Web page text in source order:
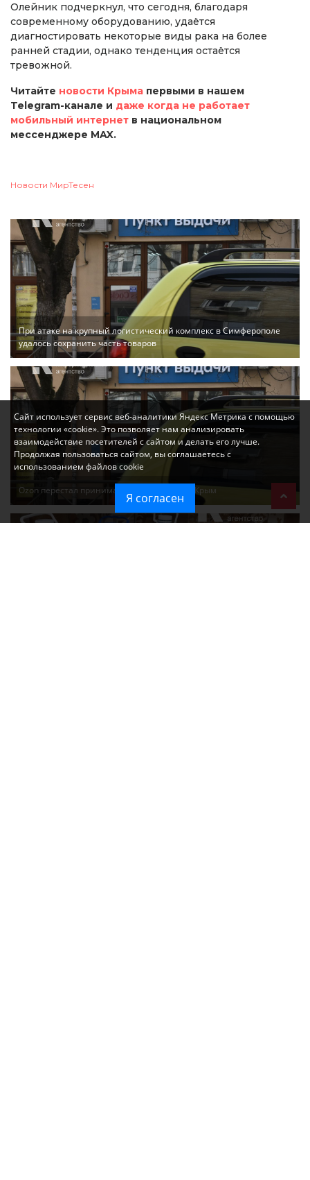
Олейник подчеркнул, что сегодня, благодаря
современному оборудованию, удаётся
диагностировать некоторые виды рака на более
ранней стадии, однако тенденция остаётся
тревожной.
Читайте новости Крыма первыми в нашем
Telegram-канале и даже когда не работает
мобильный интернет в национальном
мессенджере MAX.
Новости МирТесен
При атаке на крупный логистический комплекс в Симферополе
удалось сохранить часть товаров
Ozon перестал принимать новые заказы в Крым
Сайт использует сервис веб-аналитики Яндекс Метрика с помощью
технологии «cookie». Это позволяет нам анализировать
взаимодействие посетителей с сайтом и делать его лучше.
Продолжая пользоваться сайтом, вы соглашаетесь с
использованием файлов cookie
Я согласен